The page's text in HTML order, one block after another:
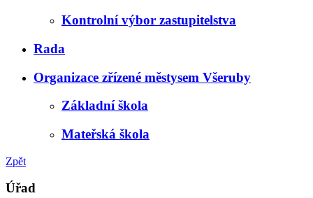
Kontrolní výbor zastupitelstva
Rada
Organizace zřízené městysem Všeruby
Základní škola
Mateřská škola
Zpět
Úřad